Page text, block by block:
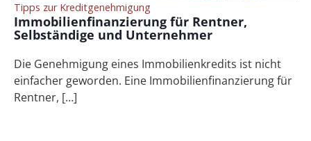
Tipps zur Kreditgenehmigung
Immobilienfinanzierung für Rentner,
Selbständige und Unternehmer
Die Genehmigung eines Immobilienkredits ist nicht
einfacher geworden. Eine Immobilienfinanzierung für
Rentner, […]